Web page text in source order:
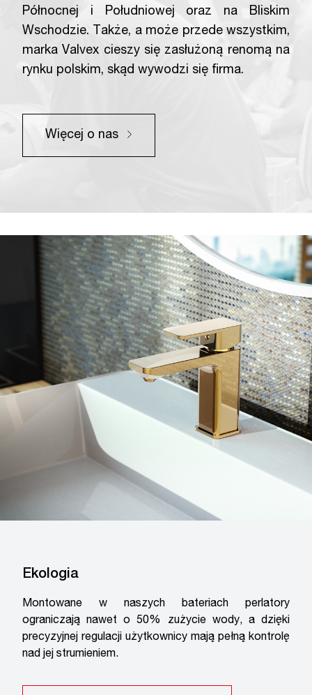
Północnej i Południowej oraz na Bliskim
Wschodzie. Także, a może przede wszystkim,
marka Valvex cieszy się zasłużoną renomą na
rynku polskim, skąd wywodzi się firma.
Więcej o nas
Ekologia
Montowane w naszych bateriach perlatory
ograniczają nawet o 50% zużycie wody, a dzięki
precyzyjnej regulacji użytkownicy mają pełną kontrolę
nad jej strumieniem.